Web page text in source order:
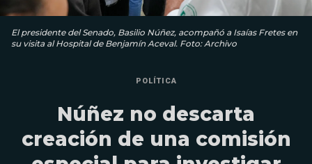
El presidente del Senado, Basilio Núñez, acompañó a Isaías Fretes en
su visita al Hospital de Benjamín Aceval. Foto: Archivo
POLÍTICA
Núñez no descarta
creación de una comisión